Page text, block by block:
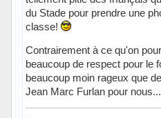
du Stade pour prendre une
classe!
Contrairement à ce qu'on
beaucoup de respect pour le
beaucoup moin rageux que
Jean Marc Furlan pour nous...